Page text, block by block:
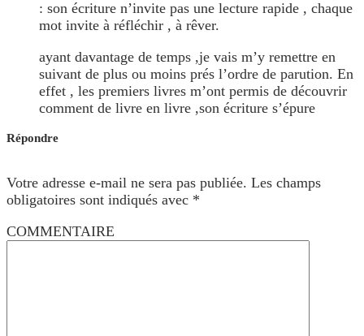
: son écriture n’invite pas une lecture rapide , chaque
mot invite à réfléchir , à rêver.
ayant davantage de temps ,je vais m’y remettre en
suivant de plus ou moins prés l’ordre de parution. En
effet , les premiers livres m’ont permis de découvrir
comment de livre en livre ,son écriture s’épure
Répondre
Votre adresse e-mail ne sera pas publiée. Les champs
obligatoires sont indiqués avec *
COMMENTAIRE